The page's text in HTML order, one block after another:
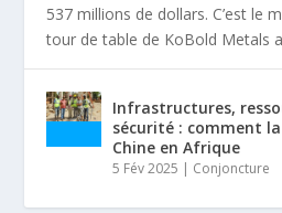
537 millions de dollars. C’est le
tour de table de KoBold Metals
Infrastructures,
sécurité : comment
Chine en Afrique
5 Fév 2025 Conjoncture